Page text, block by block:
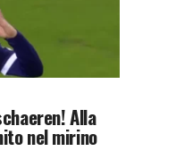
Alla
nel mirino